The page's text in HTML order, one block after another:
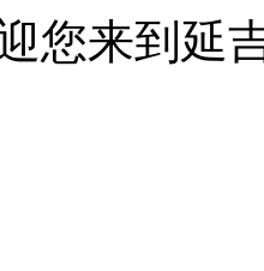
您来到延